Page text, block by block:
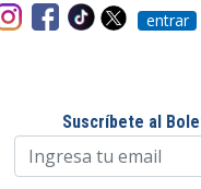
entrar
Suscríbete al